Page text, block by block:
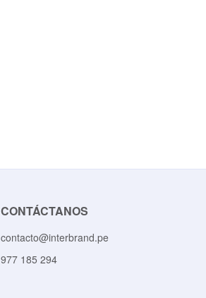
CONTÁCTANOS
contacto@interbrand.pe
977 185 294